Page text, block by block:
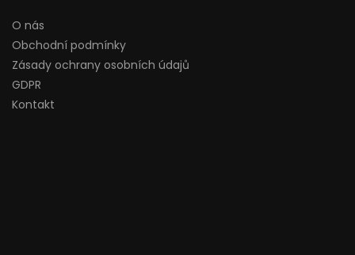
O nás
Obchodní podmínky
Zásady ochrany osobních údajů
GDPR
Kontakt